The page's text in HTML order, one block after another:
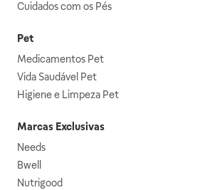
Cuidados com os Pés
Pet
Medicamentos Pet
Vida Saudável Pet
Higiene e Limpeza Pet
Marcas Exclusivas
Needs
Bwell
Nutrigood